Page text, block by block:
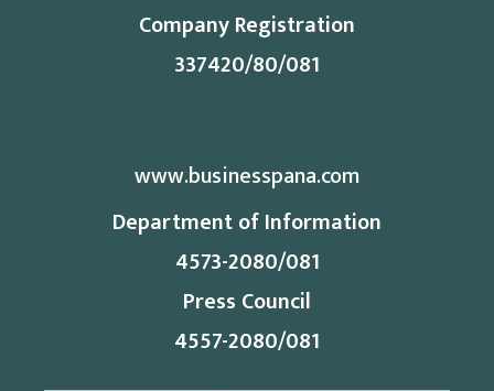
Company Registration
337420/80/081
www.businesspana.com
Department of Information
4573-2080/081
Press Council
4557-2080/081